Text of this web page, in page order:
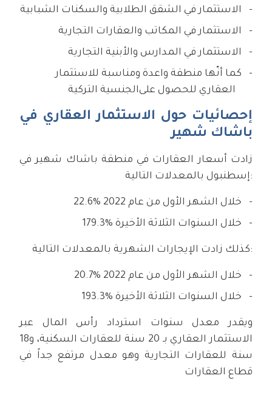
الاستثمار في الشقق الطلابية والسكنات الشبابية
الاستثمار في المكاتب والعقارات التجارية
الاستثمار في المدارس والأبنية التجارية
كما أنّها منطقة واعدة ومناسبة للاستثمار
الجنسية التركية
إحصائيات حول الاستثمار العقاري في
باشاك شهير
زادت أسعار العقارات في منطقة باشاك شهير في
إسطنبول بالمعدلات التالية:
22.6% خلال الشهر الأول من عام 2022
179.3% خلال السنوات الثلاثة الأخيرة
كذلك زادت الإيجارات الشهرية بالمعدلات التالية:
20.7% خلال الشهر الأول من عام 2022
193.3% خلال السنوات الثلاثة الأخيرة
ويقدر معدل سنوات استرداد رأس المال عبر
الاستثمار العقاري بـ 20 سنة للعقارات السكنية، و18
سنة للعقارات التجارية وهو معدل مرتفع جداً في
قطاع العقارات